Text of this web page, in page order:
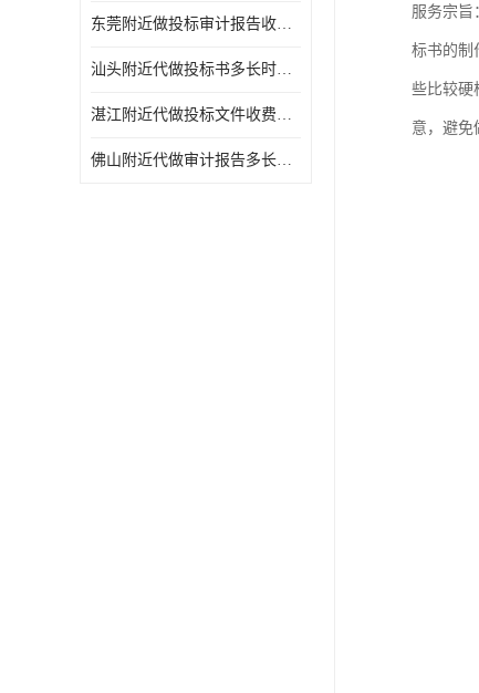
东莞附近做投标审计报告收费标准 标书废标注意事项
汕头附近代做投标书多长时间做好 标书废标注意事项
湛江附近代做投标文件收费标准 投标书怎么做
佛山附近代做审计报告多长时间做好 标书打印封装
服务宗旨
标书的制
些比较硬
意，避免